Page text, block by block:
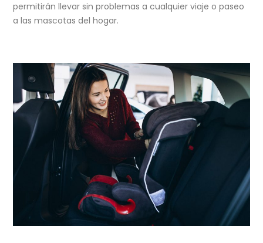
permitirán llevar sin problemas a cualquier viaje o paseo
a las mascotas del hogar.